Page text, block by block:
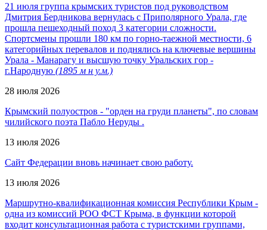
21 июля группа крымских туристов под руководством
Дмитрия Бердникова вернулась с Приполярного Урала, где
прошла пешеходный поход 3 категории сложности.
Спортсмены прошли 180 км по горно-таежной местности, 6
категорийных перевалов и поднялись на ключевые вершины
Урала - Манарагу и высшую точку Уральских гор -
г.Народную (1895 м н у.м.)
28 июля 2026
Крымский полуостров - "орден на груди планеты", по словам
чилийского поэта Пабло Неруды .
13 июля 2026
Сайт Федерации вновь начинает свою работу.
13 июля 2026
Маршрутно-квалификационная комиссия Республики Крым -
одна из комиссий РОО ФСТ Крыма, в функции которой
входит консультационная работа с туристскими группами,